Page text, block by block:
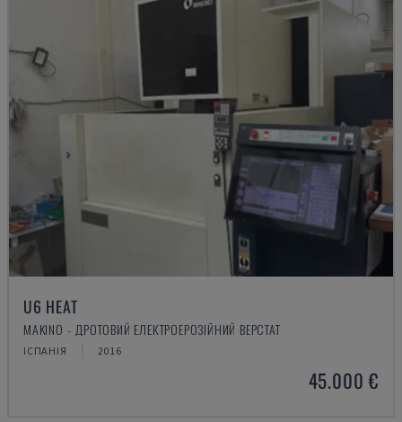
U6 HEAT
MAKINO - ДРОТОВИЙ ЕЛЕКТРОЕРОЗІЙНИЙ ВЕРСТАТ
ІСПАНІЯ 2016
45.000 €